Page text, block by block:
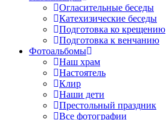
Огласительные беседы
Катехизические беседы
Подготовка ко крещению
Подготовка к венчанию
Фотоальбомы
Наш храм
Настоятель
Клир
Наши дети
Престольный праздник
Все фотографии